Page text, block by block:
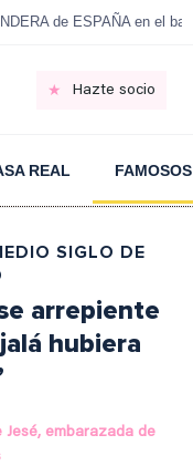
de ESPAÑA en el
Hazte socio
REAL FAMOSOS
SIGLO DE
arrepiente
hubiera
Jesé, embarazada de